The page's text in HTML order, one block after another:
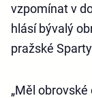
vzpomínat v
hlásí bývalý
pražské
„Měl